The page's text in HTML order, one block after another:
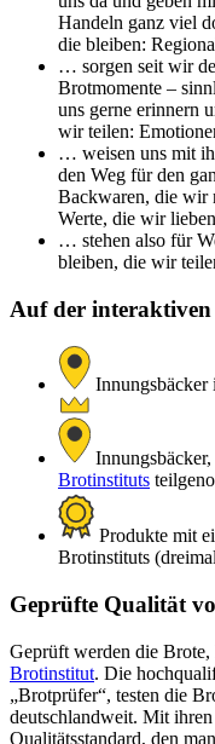
Handeln ganz viel
die bleiben:
… sorgen seit wir
Brotmomente –
uns gerne erinnern
wir teilen:
… weisen uns mit
den Weg für den
Backwaren, die wir
Werte, die wir
… stehen also für
bleiben, die wir
Auf der
Innungsbäcker
Brotinstituts
Produkte mit
Brotinstituts
Geprüfte Qualität
Geprüft werden die
Brotinstitut. Die
„Brotprüfer“, testen die
deutschlandweit. Mit
Qualitätsstandard, den